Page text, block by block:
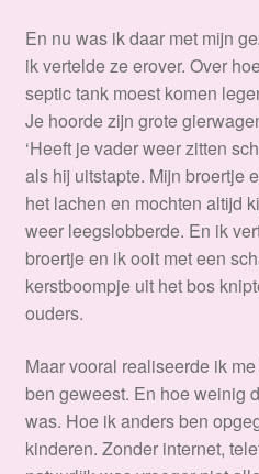
En nu was ik daar met mijn
ik vertelde ze erover. Over
septic tank moest komen
Je hoorde zijn grote
‘Heeft je vader weer zitten
als hij uitstapte. Mijn broertje
het lachen en mochten altijd
weer leegslobberde. En ik
broertje en ik ooit met een
kerstboompje uit het bos
ouders.
Maar vooral realiseerde ik
ben geweest. En hoe weinig
was. Hoe ik anders ben
kinderen. Zonder internet,